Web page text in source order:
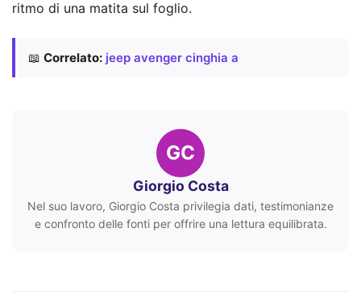
ritmo di una matita sul foglio.
📖 Correlato: jeep avenger cinghia a
GC
Giorgio Costa
Nel suo lavoro, Giorgio Costa privilegia dati, testimonianze
e confronto delle fonti per offrire una lettura equilibrata.